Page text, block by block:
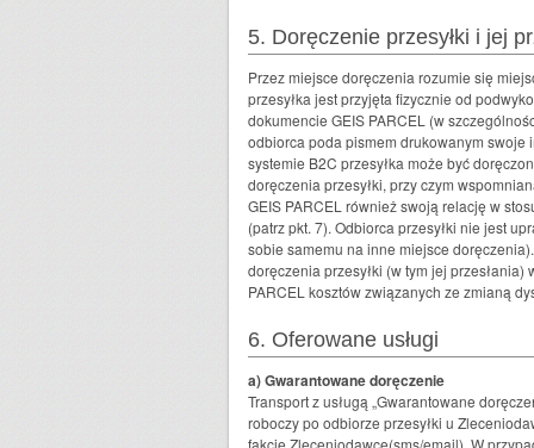
5. Doręczenie przesyłki i jej
Przez miejsce doręczenia rozumie się
przesyłka jest przyjęta fizycznie od
dokumencie GEIS PARCEL (w
odbiorca poda pismem drukowanym swoje
systemie B2C przesyłka może być
doręczenia przesyłki, przy czym
GEIS PARCEL również swoją relację w
(patrz pkt. 7). Odbiorca przesyłki nie jest
sobie samemu na inne miejsce
doręczenia przesyłki (w tym jej
PARCEL kosztów związanych ze zmianą
6. Oferowane usługi
a) Gwarantowane doręczenie
Transport z usługą „Gwarantowane
roboczy po odbiorze przesyłki u
fakcie Zleceniodawcę(sms/email). W